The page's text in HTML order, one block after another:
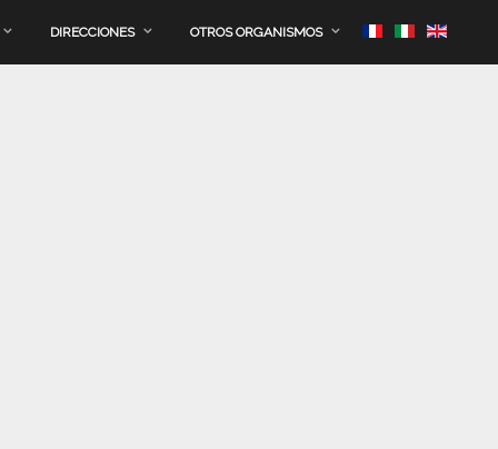
DIRECCIONES OTROS ORGANISMOS